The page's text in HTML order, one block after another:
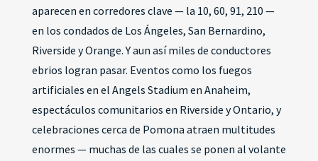
aparecen en corredores clave — la 10, 60, 91, 210 —
en los condados de Los Ángeles, San Bernardino,
Riverside y Orange. Y aun así miles de conductores
ebrios logran pasar. Eventos como los fuegos
artificiales en el Angels Stadium en Anaheim,
espectáculos comunitarios en Riverside y Ontario, y
celebraciones cerca de Pomona atraen multitudes
enormes — muchas de las cuales se ponen al volante